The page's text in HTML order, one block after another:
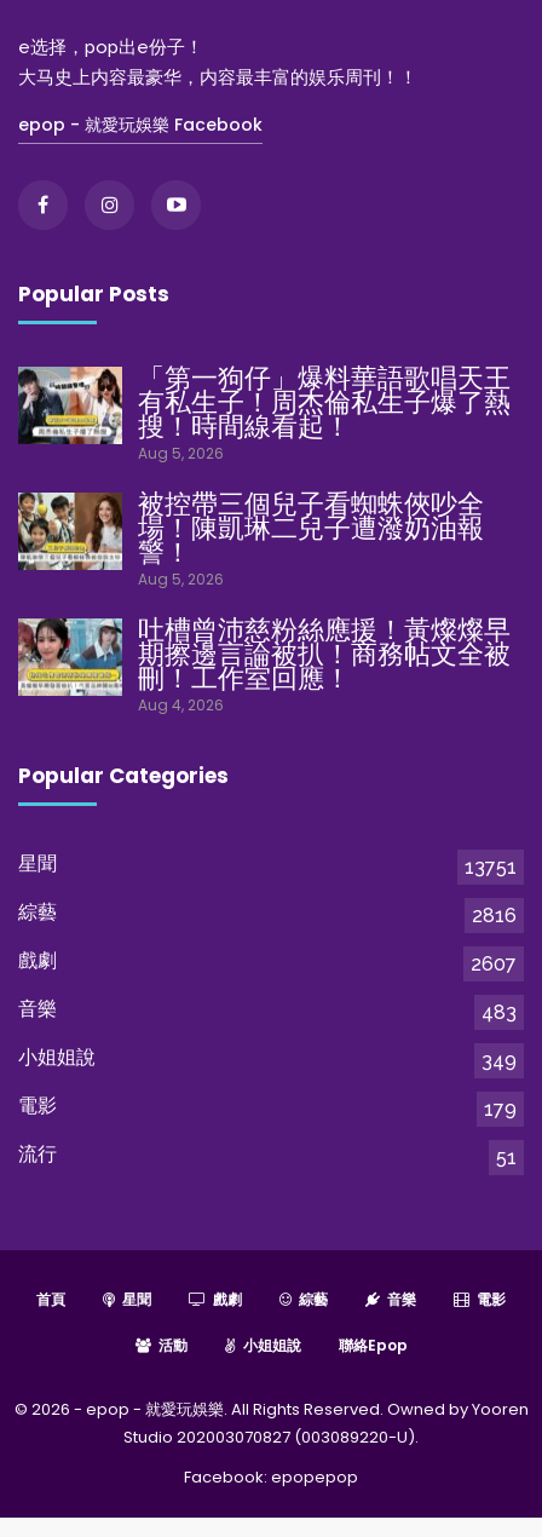
e选择，pop出e份子！
大马史上内容最豪华，内容最丰富的娱乐周刊！！
epop - 就愛玩娛樂 Facebook
Popular Posts
「第一狗仔」爆料華語歌唱天王
有私生子！周杰倫私生子爆了熱
搜！時間線看起！
Aug 5, 2026
被控帶三個兒子看蜘蛛俠吵全
場！陳凱琳二兒子遭潑奶油報
警！
Aug 5, 2026
吐槽曾沛慈粉絲應援！黃燦燦早
期擦邊言論被扒！商務帖文全被
刪！工作室回應！
Aug 4, 2026
Popular Categories
星聞
13751
綜藝
2816
戲劇
2607
音樂
483
小姐姐說
349
電影
179
流行
51
首頁 星聞 戲劇 綜藝 音樂 電影
活動 小姐姐說 聯絡epop
© 2026 - epop - 就愛玩娛樂. All Rights Reserved. Owned by Yooren
Studio 202003070827 (003089220-U).
Facebook: epopepop